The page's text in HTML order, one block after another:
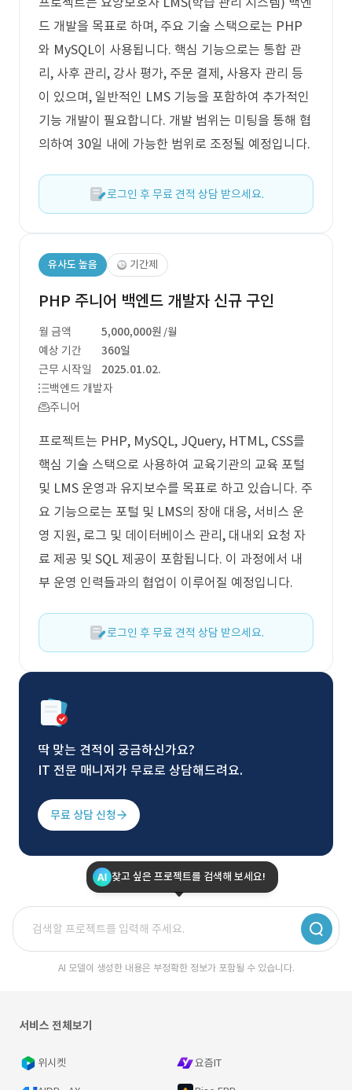
드 개발을 목표로 하며, 주요 기술 스택으로는 PHP
와 MySQL이 사용됩니다. 핵심 기능으로는 통합 관
리, 사후 관리, 강사 평가, 주문 결제, 사용자 관리 등
이 있으며, 일반적인 LMS 기능을 포함하여 추가적인
기능 개발이 필요합니다. 개발 범위는 미팅을 통해 협
의하여 30일 내에 가능한 범위로 조정될 예정입니다.
로그인 후 무료 견적 상담 받으세요.
유사도 높음 기간제
PHP 주니어 백엔드 개발자 신규 구인
월 금액 5,000,000원 /월
예상 기간
360일
근무 시작일
2025.01.02.
백엔드 개발자
주니어
프로젝트는 PHP, MySQL, JQuery, HTML, CSS를
핵심 기술 스택으로 사용하여 교육기관의 교육 포털
및 LMS 운영과 유지보수를 목표로 하고 있습니다. 주
요 기능으로는 포털 및 LMS의 장애 대응, 서비스 운
영 지원, 로그 및 데이터베이스 관리, 대내외 요청 자
료 제공 및 SQL 제공이 포함됩니다. 이 과정에서 내
부 운영 인력들과의 협업이 이루어질 예정입니다.
로그인 후 무료 견적 상담 받으세요.
딱 맞는 견적이 궁금하신가요?
IT 전문 매니저가 무료로 상담해드려요.
무료 상담 신청
찾고 싶은 프로젝트를 검색해 보세요!
AI 모델이 생성한 내용은 부정확한 정보가 포함될 수 있습니다.
서비스 전체보기
위시켓 요즘IT